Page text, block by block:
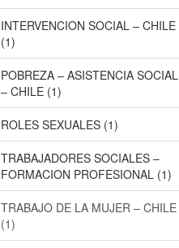
INTERVENCION SOCIAL – CHILE
(1)
POBREZA – ASISTENCIA SOCIAL
– CHILE (1)
ROLES SEXUALES (1)
TRABAJADORES SOCIALES –
FORMACION PROFESIONAL (1)
TRABAJO DE LA MUJER – CHILE
(1)